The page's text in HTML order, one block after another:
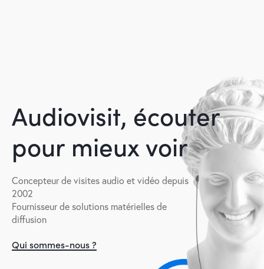
Audiovisit, écouter
pour mieuxvoir
Concepteur de visites audio et vidéo depuis
2002
Fournisseur de solutions matérielles de
diffusion
Qui sommes-nous ?